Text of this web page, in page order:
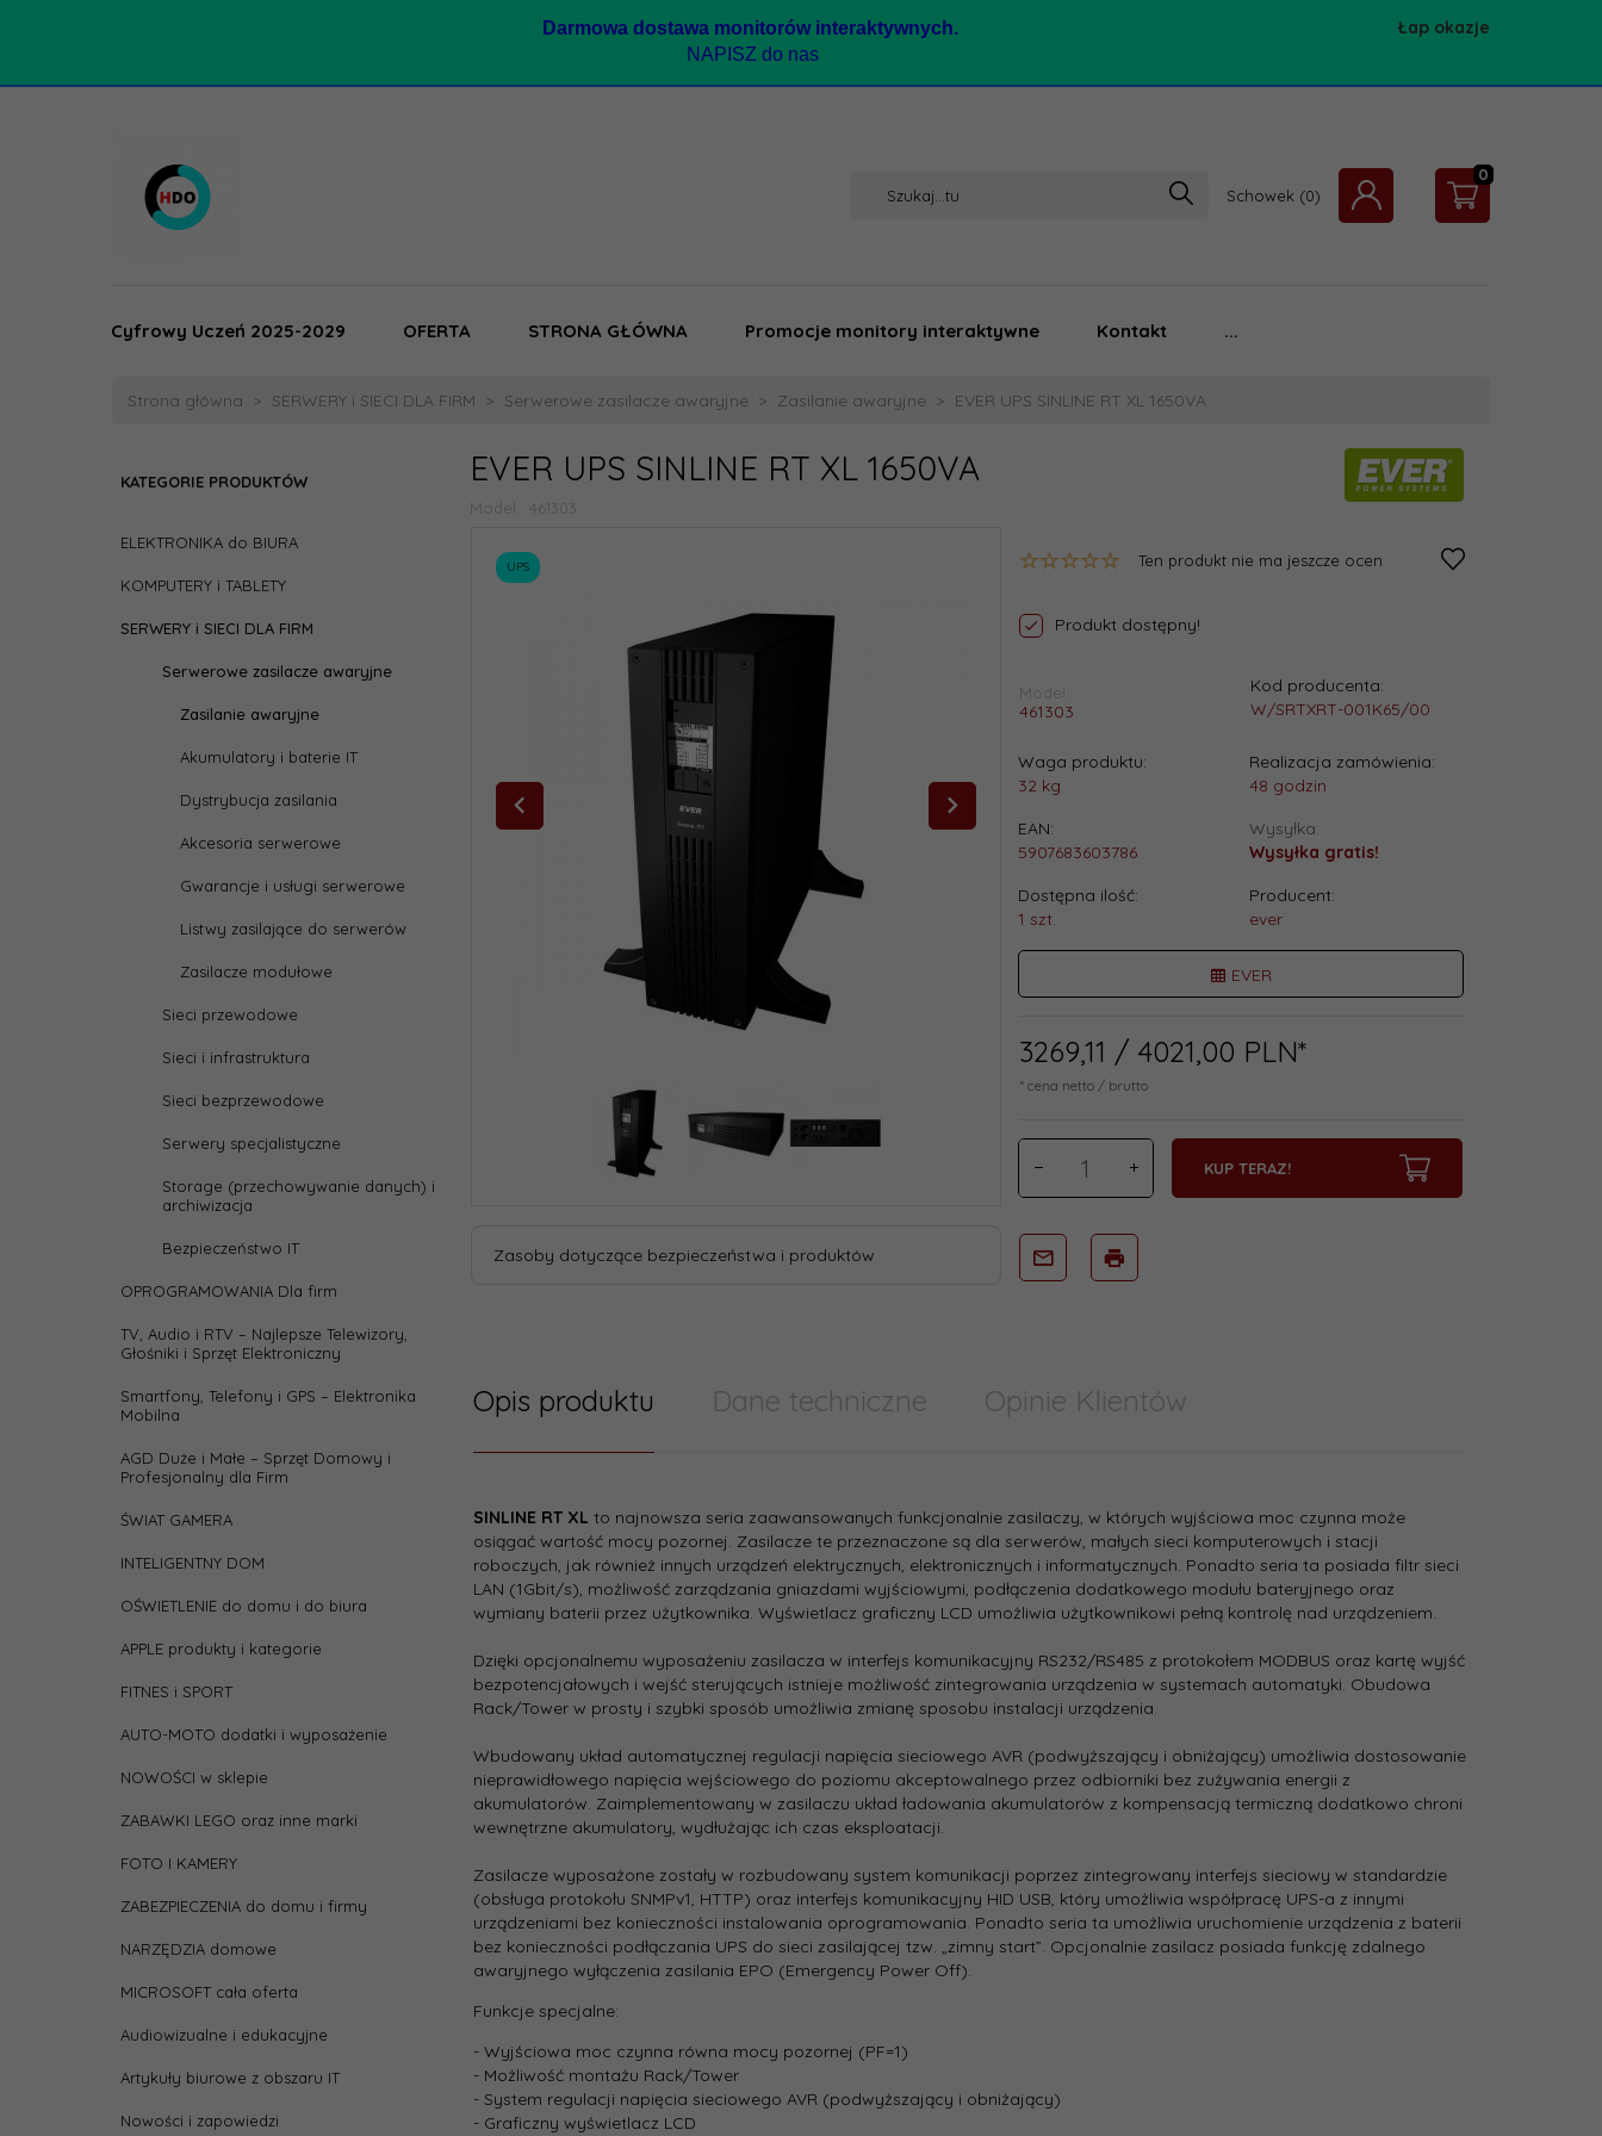
Darmowa dostawa monitorów interaktywnych.
NAPISZ do nas
Łap okazje
Schowek
0
Cyfrowy Uczeń 2025-2029 OFERTA STRONA GŁÓWNA Promocje monitory interaktywne Kontakt ...
Strona główna SERWERY i SIECI DLA FIRM Serwerowe zasilacze awaryjne Zasilanie awaryjne EVER UPS SINLINE RT XL 1650VA
KATEGORIE PRODUKTÓW
ELEKTRONIKA do BIURA
KOMPUTERY i TABLETY
SERWERY i SIECI DLA FIRM
Serwerowe zasilacze awaryjne
Zasilanie awaryjne
Akumulatory i baterie IT
Dystrybucja zasilania
Akcesoria serwerowe
Gwarancje i usługi serwerowe
Listwy zasilające do serwerów
Zasilacze modułowe
Sieci przewodowe
Sieci i infrastruktura
Sieci bezprzewodowe
Serwery specjalistyczne
Storage (przechowywanie danych) i
archiwizacja
Bezpieczeństwo IT
OPROGRAMOWANIA Dla firm
TV, Audio i RTV – Najlepsze Telewizory,
Głośniki i Sprzęt Elektroniczny
Smartfony, Telefony i GPS – Elektronika
Mobilna
AGD Duże i Małe – Sprzęt Domowy i
Profesjonalny dla Firm
ŚWIAT GAMERA
INTELIGENTNY DOM
OŚWIETLENIE do domu i do biura
APPLE produkty i kategorie
FITNES i SPORT
AUTO-MOTO dodatki i wyposażenie
NOWOŚCI w sklepie
ZABAWKI LEGO oraz inne marki
FOTO I KAMERY
ZABEZPIECZENIA do domu i firmy
NARZĘDZIA domowe
MICROSOFT cała oferta
Audiowizualne i edukacyjne
Artykuły biurowe z obszaru IT
Nowości i zapowiedzi
EVER UPS SINLINE RT XL 1650VA
Model: 461303
UPS
Zasoby dotyczące bezpieczeństwa i produktów
Ten produkt nie ma jeszcze ocen
Produkt dostępny!
Model:
461303
Kod producenta:
W/SRTXRT-001K65/00
Waga produktu:
32 kg
Realizacja zamówienia:
48 godzin
EAN:
5907683603786
Wysyłka:
Wysyłka gratis!
Dostępna ilość:
1 szt.
Producent:
ever
EVER
3269,11 / 4021,00 PLN*
* cena netto / brutto
KUP TERAZ!
Opis produktu Dane techniczne Opinie Klientów
SINLINE RT XL to najnowsza seria zaawansowanych funkcjonalnie zasilaczy, w których wyjściowa moc czynna może
osiągać wartość mocy pozornej. Zasilacze te przeznaczone są dla serwerów, małych sieci komputerowych i stacji
roboczych, jak również innych urządzeń elektrycznych, elektronicznych i informatycznych. Ponadto seria ta posiada filtr sieci
LAN (1Gbit/s), możliwość zarządzania gniazdami wyjściowymi, podłączenia dodatkowego modułu bateryjnego oraz
wymiany baterii przez użytkownika. Wyświetlacz graficzny LCD umożliwia użytkownikowi pełną kontrolę nad urządzeniem.
Dzięki opcjonalnemu wyposażeniu zasilacza w interfejs komunikacyjny RS232/RS485 z protokołem MODBUS oraz kartę wyjść
bezpotencjałowych i wejść sterujących istnieje możliwość zintegrowania urządzenia w systemach automatyki. Obudowa
Rack/Tower w prosty i szybki sposób umożliwia zmianę sposobu instalacji urządzenia.
Wbudowany układ automatycznej regulacji napięcia sieciowego AVR (podwyższający i obniżający) umożliwia dostosowanie
nieprawidłowego napięcia wejściowego do poziomu akceptowalnego przez odbiorniki bez zużywania energii z
akumulatorów. Zaimplementowany w zasilaczu układ ładowania akumulatorów z kompensacją termiczną dodatkowo chroni
wewnętrzne akumulatory, wydłużając ich czas eksploatacji.
Zasilacze wyposażone zostały w rozbudowany system komunikacji poprzez zintegrowany interfejs sieciowy w standardzie
(obsługa protokołu SNMPv1, HTTP) oraz interfejs komunikacyjny HID USB, który umożliwia współpracę UPS-a z innymi
urządzeniami bez konieczności instalowania oprogramowania. Ponadto seria ta umożliwia uruchomienie urządzenia z baterii
bez konieczności podłączania UPS do sieci zasilającej tzw. „zimny start”. Opcjonalnie zasilacz posiada funkcję zdalnego
awaryjnego wyłączenia zasilania EPO (Emergency Power Off).
Funkcje specjalne:
- Wyjściowa moc czynna równa mocy pozornej (PF=1)
- Możliwość montażu Rack/Tower
- System regulacji napięcia sieciowego AVR (podwyższający i obniżający)
- Graficzny wyświetlacz LCD
Architektura
UPS-a:
line-interactive
Czas
4
Czas
podtrzymania
100%):
3
Czas
przełączenia
3
Czas transferu
(maks.):
0
depth: 250
Kolor: Czarny